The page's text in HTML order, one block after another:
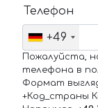
Телефон
+49
Пожалуйста,
телефона в
Формат
+Код_страны